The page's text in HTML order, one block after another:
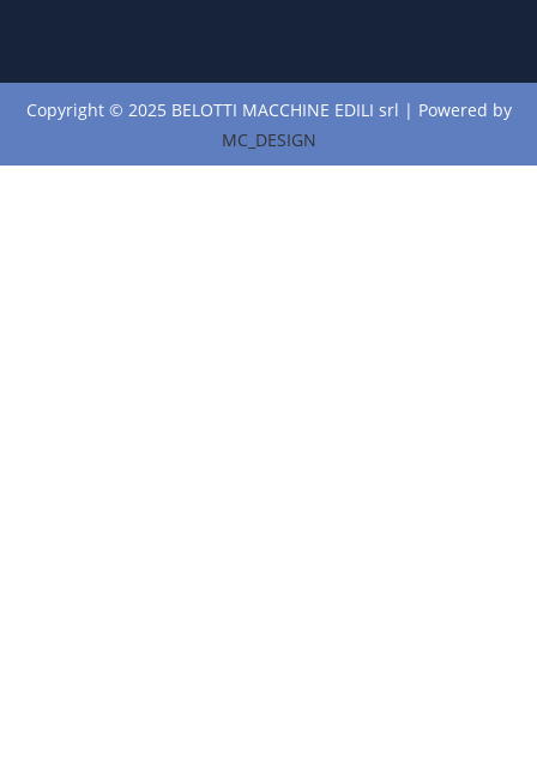
Copyright © 2025 BELOTTI MACCHINE EDILI srl | Powered by
MC_DESIGN